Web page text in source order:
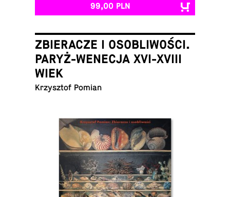
99,00 PLN
ZBIERACZE I OSOBLIWOŚCI.
PARYŻ-WENECJA XVI-XVIII
WIEK
Krzysz­tof Pomian